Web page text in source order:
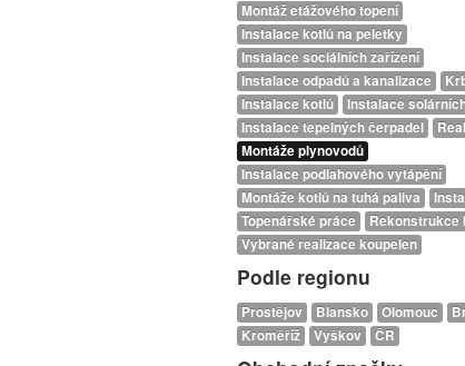
Montáž etážového topení
Instalace kotlů na peletky
Instalace sociálních zařízení
Instalace odpadů a kanalizace
Instalace kotlů
Instalace
Instalace tepelných čerpadel
Montáže plynovodů
Instalace podlahového vytápění
Montáže kotlů na tuhá paliva
Topenářské práce
Rekonstrukce
Vybrané realizace koupelen
Podle regionu
Prostějov Blansko Olomouc
Kroměříž
Vyškov ČR